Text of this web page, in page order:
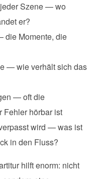
Szene — wo
er?
die Momente, die
— wie verhält sich das
— oft die
Fehler hörbar ist
wird — was ist
in den Fluss?
hilft enorm: nicht